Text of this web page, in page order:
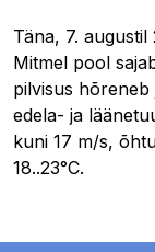
Täna, 7. augustil
Mitmel pool
pilvisus
edela- ja
kuni 17 m/s,
18..23°C.